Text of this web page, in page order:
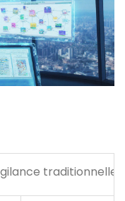
traditionnelle